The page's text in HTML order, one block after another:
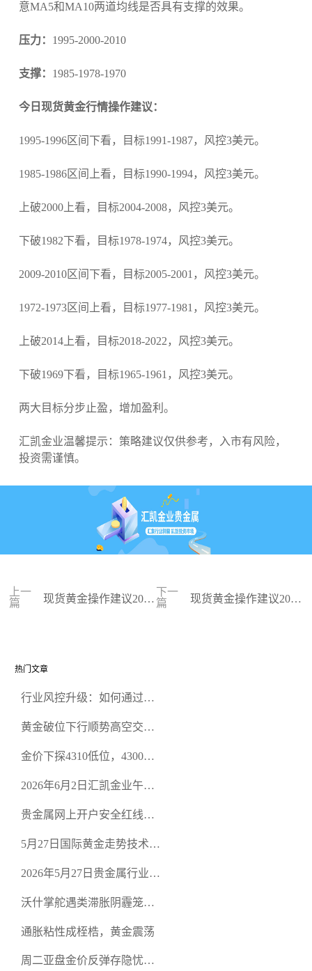
意MA5和MA10两道均线是否具有支撑的效果。
压力： 1995-2000-2010
支撑： 1985-1978-1970
今日现货黄金行情操作建议：
1995-1996区间下看，目标1991-1987，风控3美元。
1985-1986区间上看，目标1990-1994，风控3美元。
上破2000上看，目标2004-2008，风控3美元。
下破1982下看，目标1978-1974，风控3美元。
2009-2010区间下看，目标2005-2001，风控3美元。
1972-1973区间上看，目标1977-1981，风控3美元。
上破2014上看，目标2018-2022，风控3美元。
下破1969下看，目标1965-1961，风控3美元。
两大目标分步止盈，增加盈利。
汇凯金业温馨提示：策略建议仅供参考，入市有风险，
投资需谨慎。
上一
篇
现货黄金操作建议2023
下一
篇
现货黄金操作建议2023
热门文章
行业风控升级：如何通过正
规黄金开户交易平台？
黄金破位下行顺势高空交易
金价下探4310低位，4300关
2026年6月2日汇凯金业午盘
空头清算算法如何布防？
贵金属网上开户安全红线：
恶意洗盘陷阱
5月27日国际黄金走势技术盘
规黄金平台全方位行情解析
2026年5月27日贵金属行业新
正规贵金属开户平台迎开户
热潮
沃什掌舵遇类滞胀阴霾笼
通胀粘性成桎梏，黄金震荡
周二亚盘金价反弹存隐忧，